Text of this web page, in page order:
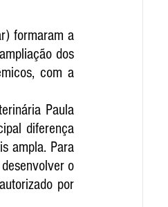
formaram a
dos
com a
Paula
diferença
ampla. Para
o
por